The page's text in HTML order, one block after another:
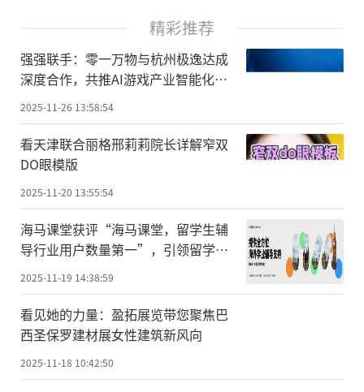
精彩推荐
强强联手：零一万物与杭州极逸达成
深度合作，共推AI游戏产业智能化升
级
2025-11-26 13:58:54
看天津联合丽格邢莉莉院长详解窄双
DO眼模版
2025-11-20 13:55:54
海马课堂获评“海马课堂，留学生辅
导行业用户数量第一”，引领留学生
辅导赛道高速发展
2025-11-19 14:38:59
看见她的力量：盈拓展览带您聚焦巴
西圣保罗建材展女性建筑新风向
2025-11-18 10:42:50